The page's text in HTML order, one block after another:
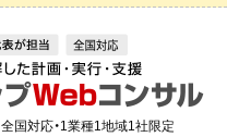
全国対応・1業種1地域1社限定